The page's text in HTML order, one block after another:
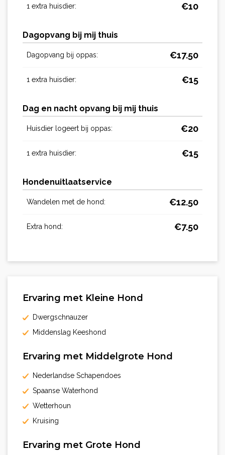
1 extra huisdier: €10
Dagopvang bij mij thuis
Dagopvang bij oppas: €17.50
1 extra huisdier: €15
Dag en nacht opvang bij mij thuis
Huisdier logeert bij oppas: €20
1 extra huisdier: €15
Hondenuitlaatservice
Wandelen met de hond: €12.50
Extra hond: €7.50
Ervaring met Kleine Hond
Dwergschnauzer
Middenslag Keeshond
Ervaring met Middelgrote Hond
Nederlandse Schapendoes
Spaanse Waterhond
Wetterhoun
Kruising
Ervaring met Grote Hond